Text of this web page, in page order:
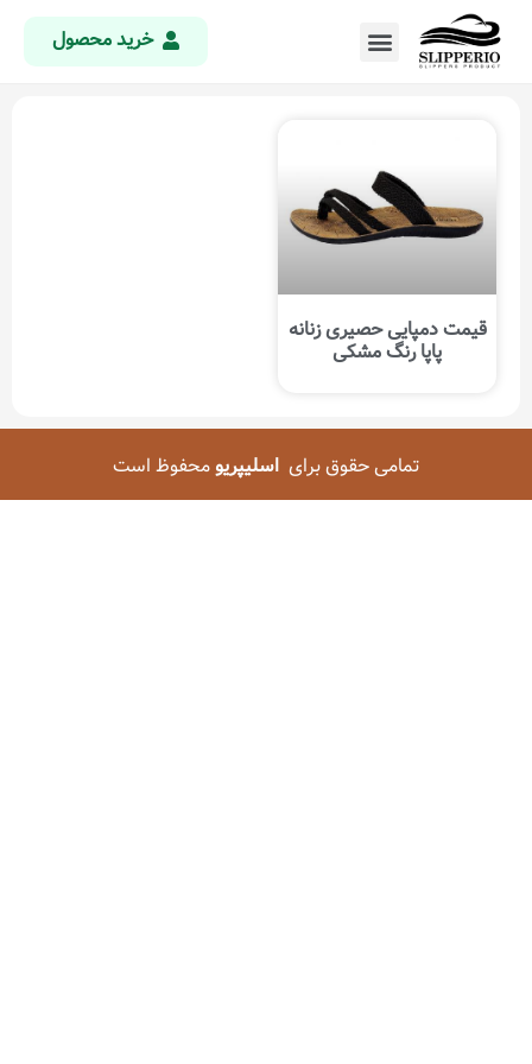
خرید محصول
قیمت دمپایی حصیری زنانه
پاپا رنگ مشکی
تمامی حقوق برایاسلیپریومحفوظ است